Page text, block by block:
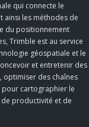
qui connecte le
ainsi les méthodes de
du positionnement
Trimble est au service
géospatiale et le
et entretenir des
optimiser des chaînes
pour cartographier le
productivité et de